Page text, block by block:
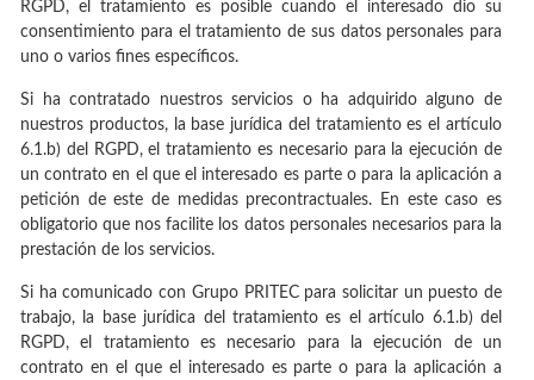
RGPD, el tratamiento es posible cuando el interesado dio su
consentimiento para el tratamiento de sus datos personales para
uno o varios fines específicos.
Si ha contratado nuestros servicios o ha adquirido alguno de
nuestros productos, la base jurídica del tratamiento es el artículo
6.1.b) del RGPD, el tratamiento es necesario para la ejecución de
un contrato en el que el interesado es parte o para la aplicación a
petición de este de medidas precontractuales. En este caso es
obligatorio que nos facilite los datos personales necesarios para la
prestación de los servicios.
Si ha comunicado con Grupo PRITEC para solicitar un puesto de
trabajo, la base jurídica del tratamiento es el artículo 6.1.b) del
RGPD, el tratamiento es necesario para la ejecución de un
contrato en el que el interesado es parte o para la aplicación a